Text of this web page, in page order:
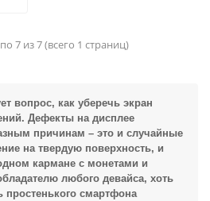
7 из 7 (всего 1 страниц)
вопрос, как уберечь экран
Дефекты на дисплее
причинам – это и случайные
на твердую поверхность, и
кармане с монетами и
любого девайса, хоть
простенького смартфона